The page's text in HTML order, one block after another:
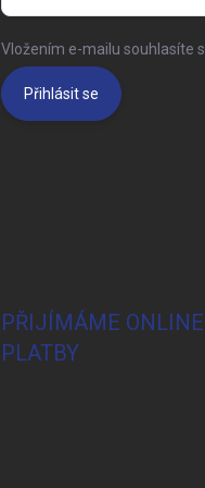
Vložením e-mailu souhlasíte s
Přihlásit se
PŘIJÍMÁME ONLINE
PLATBY